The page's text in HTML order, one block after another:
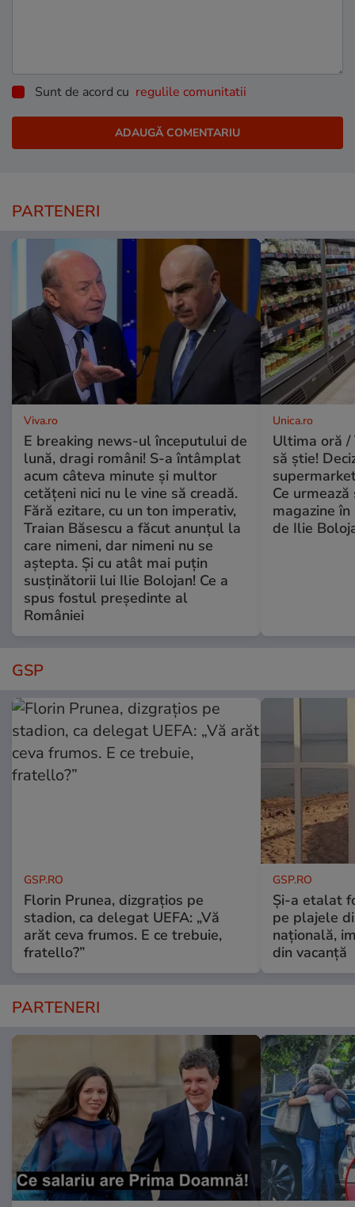
Sunt de acord cu regulile comunitatii
PARTENERI
Viva.ro
E breaking news-ul începutului de
lună, dragi români! S-a întâmplat
acum câteva minute și multor
cetățeni nici nu le vine să creadă.
Fără ezitare, cu un ton imperativ,
Traian Băsescu a făcut anunțul la
care nimeni, dar nimeni nu se
aștepta. Și cu atât mai puțin
susținătorii lui Ilie Bolojan! Ce a
spus fostul președinte al
României
Unica.ro
Ultima oră /
să știe!
Ce
magazine
de Ilie
GSP
GSP.RO
Florin Prunea, dizgrațios pe
stadion, ca delegat UEFA: „Vă
arăt ceva frumos. E ce trebuie,
fratello?”
GSP.RO
Și-a etalat
pe plajele
națională,
din vacanță
PARTENERI